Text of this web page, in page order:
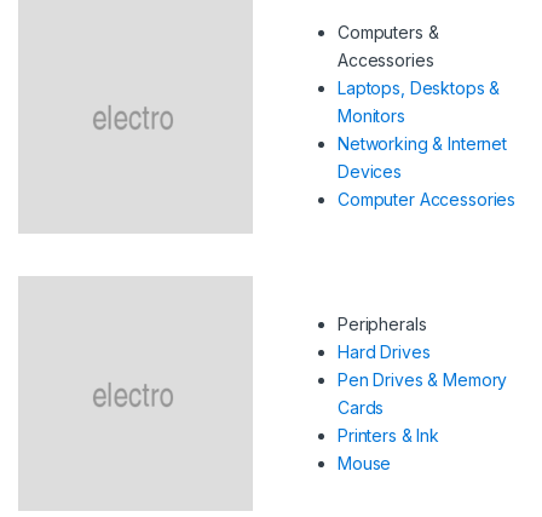
Computers &
Accessories
Laptops, Desktops &
Monitors
Networking & Internet
Devices
Computer Accessories
Peripherals
Hard Drives
Pen Drives & Memory
Cards
Printers & Ink
Mouse